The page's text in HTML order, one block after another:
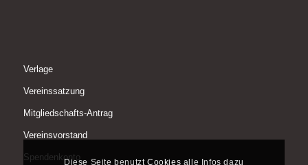
Verlage
Vereinssatzung
Mitgliedschafts-Antrag
Vereinsvorstand
SpendenkontoDiese Seite benutztCookies alle Infos dazu